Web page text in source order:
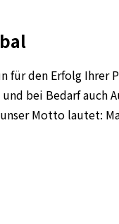
für den Erfolg
bei Bedarf auch
Motto lautet: